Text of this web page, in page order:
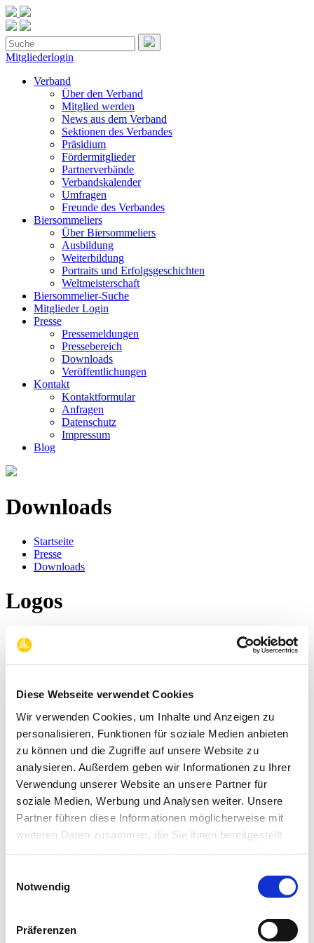
Diese Webseite verwendet Cookies
Wir verwenden Cookies, um Inhalte und Anzeigen zu
personalisieren, Funktionen für soziale Medien anbieten
zu können und die Zugriffe auf unsere Website zu
analysieren. Außerdem geben wir Informationen zu Ihrer
Verwendung unserer Website an unsere Partner für
soziale Medien, Werbung und Analysen weiter. Unsere
Partner führen diese Informationen möglicherweise mit
weiteren Daten zusammen, die Sie ihnen bereitgestellt
Notwendig
Präferenzen
Mitgliederlogin
Verband
Über den Verband
Mitglied werden
News aus dem Verband
Sektionen des Verbandes
Präsidium
Fördermitglieder
Partnerverbände
Verbandskalender
Umfragen
Freunde des Verbandes
Biersommeliers
Über Biersommeliers
Ausbildung
Weiterbildung
Portraits und Erfolgsgeschichten
Weltmeisterschaft
Biersommelier-Suche
Mitglieder Login
Presse
Pressemeldungen
Pressebereich
Downloads
Veröffentlichungen
Kontakt
Kontaktformular
Anfragen
Datenschutz
Impressum
Blog
Downloads
Startseite
Presse
Downloads
Logos
Offizielles Logo des Verbandes der Diplom Biersommeliers
(eingetragene Marke)
PNG_rgb(1181x582px / 116KB)
PNG_schwarz(1181x582px / 44kB)
Informationsmaterial
Presseinformationen über den Verband der Diplom
Beitrittserklärung Verband der Diplom Biersommeliers